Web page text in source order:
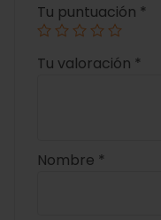
Tu puntuación *
Tu valoración *
Nombre *